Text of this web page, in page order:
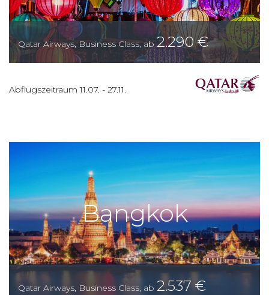
Qatar Airways, Business Class, ab2.290€
Abflugszeitraum11.07. - 27.11.
Bangkok
Qatar Airways, Business Class, ab 2.537 €